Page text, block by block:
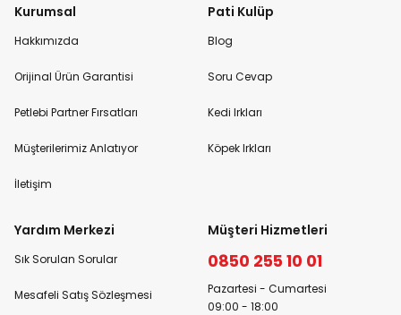
Kurumsal
Hakkımızda
Orijinal Ürün Garantisi
Petlebi Partner Fırsatları
Müşterilerimiz Anlatıyor
İletişim
Pati Kulüp
Blog
Soru Cevap
Kedi Irkları
Köpek Irkları
Yardım Merkezi
Sık Sorulan Sorular
Mesafeli Satış Sözleşmesi
Müşteri Hizmetleri
0850 255 10 01
Pazartesi - Cumartesi
09:00 - 18:00